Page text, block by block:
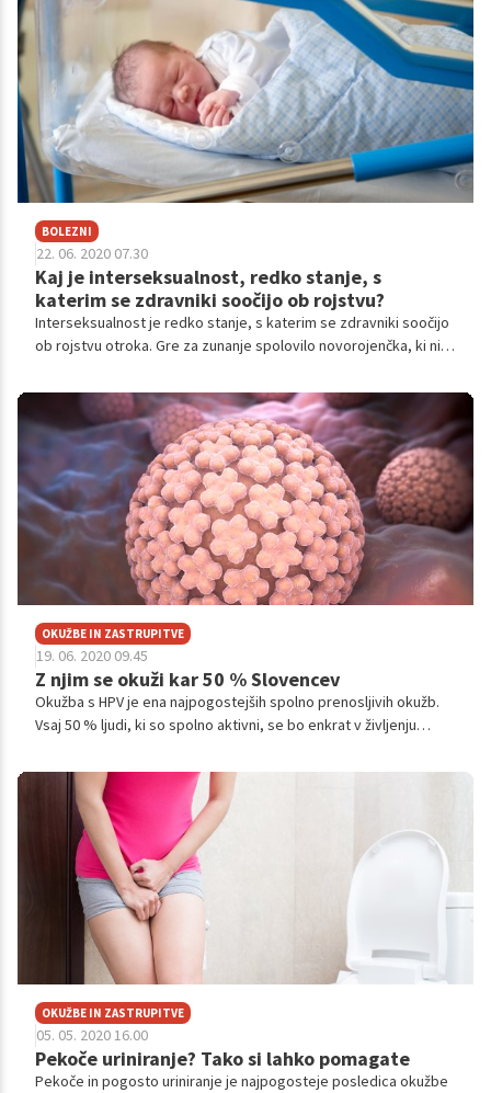
BOLEZNI
22. 06. 2020 07.30
Kaj je interseksualnost, redko stanje, s
katerim se zdravniki soočijo ob rojstvu?
Interseksualnost je redko stanje, s katerim se zdravniki soočijo
ob rojstvu otroka. Gre za zunanje spolovilo novorojenčka, ki ni
popolnosti formirane, zato lahko otroka obeležijo pod oba
spola. Zunanji spolni organi ni nujno, da se ujemajo z notranjimi.
OKUŽBE IN ZASTRUPITVE
19. 06. 2020 09.45
Z njim se okuži kar 50 % Slovencev
Okužba s HPV je ena najpogostejših spolno prenosljivih okužb.
Vsaj 50 % ljudi, ki so spolno aktivni, se bo enkrat v življenju
adolescentih in mlajših odraslih, pišejo na spletni strani
Nacionalnega inštituta za javno zdravje.
OKUŽBE IN ZASTRUPITVE
05. 05. 2020 16.00
Pekoče uriniranje? Tako si lahko pomagate
Pekoče in pogosto uriniranje je najpogosteje posledica okužbe